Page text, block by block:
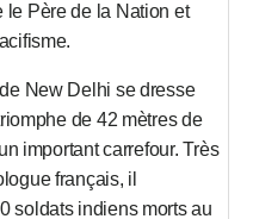
le Père de la Nation et
New Delhi se dresse
de 42 mètres de
important carrefour. Très
français, il
soldats indiens morts au